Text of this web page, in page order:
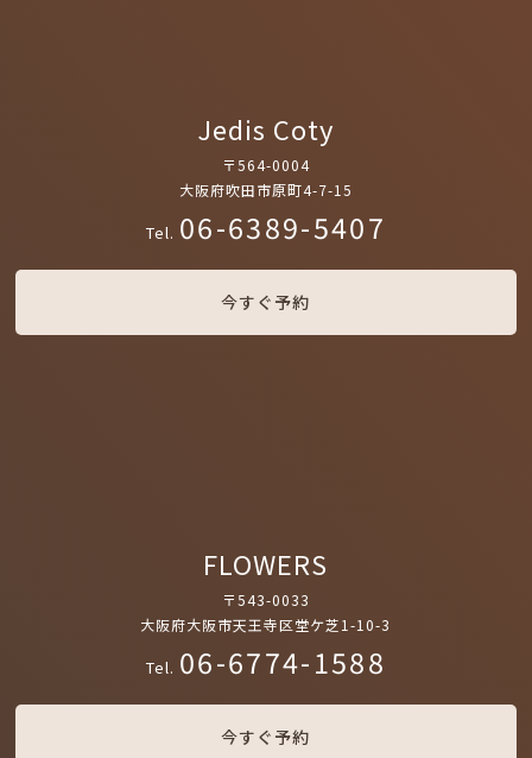
Jedis Coty
〒564-0004
大阪府吹田市原町4-7-15
Tel. 06-6389-5407
今すぐ予約
FLOWERS
〒543-0033
大阪府大阪市天王寺区堂ケ芝1-10-3
Tel. 06-6774-1588
今すぐ予約